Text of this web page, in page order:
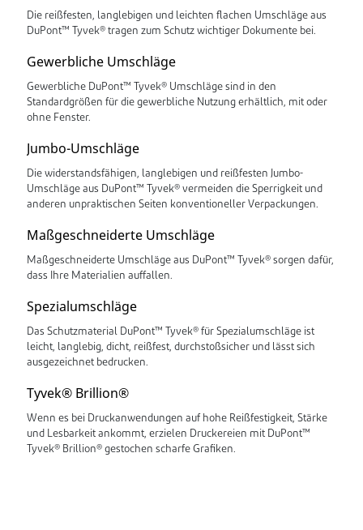
Die reißfesten, langlebigen und leichten flachen Umschläge aus
DuPont™ Tyvek® tragen zum Schutz wichtiger Dokumente bei.
Gewerbliche Umschläge
Gewerbliche DuPont™ Tyvek® Umschläge sind in den
Standardgrößen für die gewerbliche Nutzung erhältlich, mit oder
ohne Fenster.
Jumbo-Umschläge
Die widerstandsfähigen, langlebigen und reißfesten Jumbo-
Umschläge aus DuPont™ Tyvek® vermeiden die Sperrigkeit und
anderen unpraktischen Seiten konventioneller Verpackungen.
Maßgeschneiderte Umschläge
Maßgeschneiderte Umschläge aus DuPont™ Tyvek® sorgen dafür,
dass Ihre Materialien auffallen.
Spezialumschläge
Das Schutzmaterial DuPont™ Tyvek® für Spezialumschläge ist
leicht, langlebig, dicht, reißfest, durchstoßsicher und lässt sich
ausgezeichnet bedrucken.
Tyvek® Brillion®
Wenn es bei Druckanwendungen auf hohe Reißfestigkeit, Stärke
und Lesbarkeit ankommt, erzielen Druckereien mit DuPont™
Tyvek® Brillion® gestochen scharfe Grafiken.